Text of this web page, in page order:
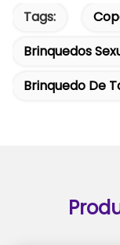
Tags:
Brinquedos
Brinquedo De